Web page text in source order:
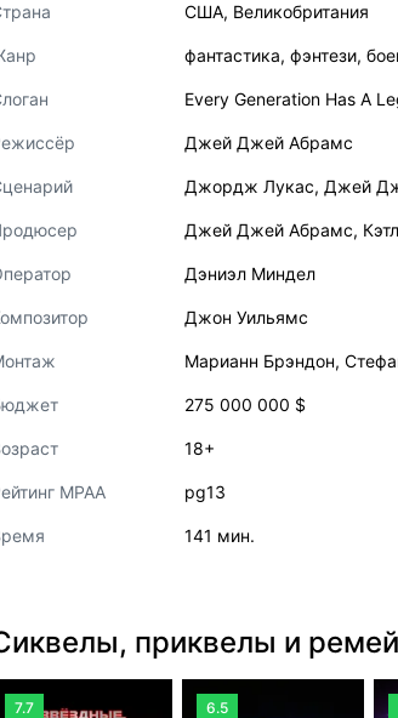
США, Великобритания
фантастика, фэнтези,
Every Generation Has A
Джей Джей Абрамс
Джордж Лукас, Джей
Джей Джей Абрамс,
Дэниэл Миндел
Джон Уильямс
Марианн Брэндон,
275 000 000 $
18+
MPAA pg13
141 мин.
приквелы и
7.7 6.5